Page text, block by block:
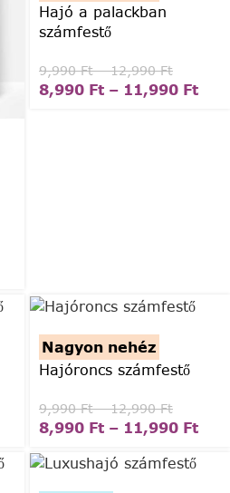
Hajó a palackban
számfestő
9,990Ft – 12,990Ft
8,990 Ft – 11,990 Ft
Nagyon nehéz
Hajóroncs számfestő
9,990Ft – 12,990Ft
8,990 Ft – 11,990 Ft